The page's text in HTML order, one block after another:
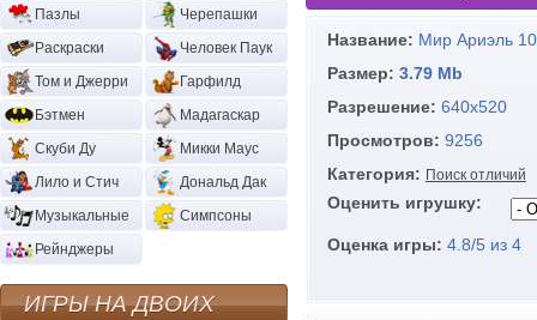
Название: Мир Ариэль
Размер: 3.79 Mb
Разрешение: 640х520
Просмотров: 9256
Категория: Поиск отличий
Оценить игрушку:
Оценка игры: 4.8/5 из 4
Пазлы
Черепашки
Раскраски
Человек Паук
Том и Джерри
Гарфилд
Бэтмен
Мадагаскар
Скуби Ду
Микки Маус
Лило и Стич
Дональд Дак
Музыкальные
Симпсоны
Рейнджеры
ИГРЫ НА ДВОИХ